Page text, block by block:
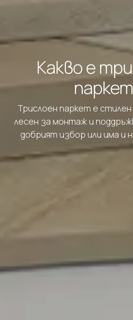
Какво е
Трислоен паркет е стилен
лесен за монтаж и
добрият избор или има и